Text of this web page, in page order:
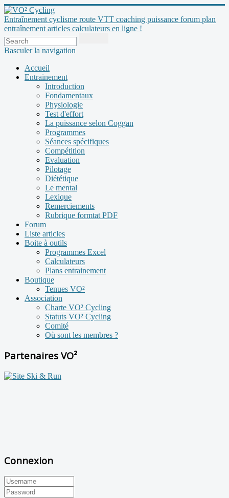
Entraînement cyclisme route VTT coaching puissance forum plan
entraînement articles calculateurs en ligne !
Basculer la navigation
Accueil
Entrainement
Introduction
Fondamentaux
Physiologie
Test d'effort
La puissance selon Coggan
Programmes
Séances spécifiques
Compétition
Evaluation
Pilotage
Diététique
Le mental
Lexique
Remerciements
Rubrique formtat PDF
Forum
Liste articles
Boite à outils
Programmes Excel
Calculateurs
Plans entrainement
Boutique
Tenues VO²
Association
Charte VO² Cycling
Statuts VO² Cycling
Comité
Où sont les membres ?
Partenaires VO²
Connexion